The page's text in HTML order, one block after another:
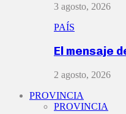
3 agosto, 2026
PAÍS
El mensaje
2 agosto, 2026
PROVINCIA
PROVINCIA